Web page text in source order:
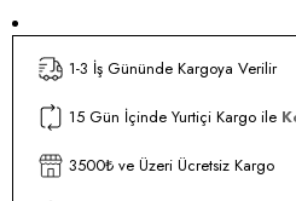
1-3 İş Gününde Kargoya Verilir
15 Gün İçinde Yurtiçi Kargo ile
3500₺ ve Üzeri Ücretsiz Kargo